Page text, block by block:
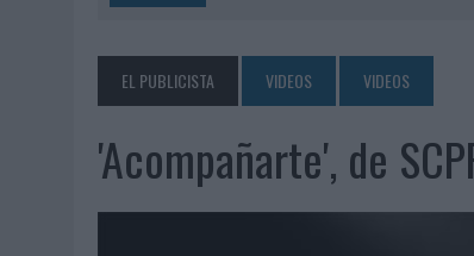
06/08/2026 | EL USO DE LA IA GENERATIVA ALCANZA YA AL
SYSTEM1 NOMBRA A KIMBERLY BASTONI
06/08/2026 |
FRIGO Y UNIQLO LANZAN UNA COLECCIÓN
EL PUBLICISTA VIDEOS VIDEOS
'Acompañarte', de